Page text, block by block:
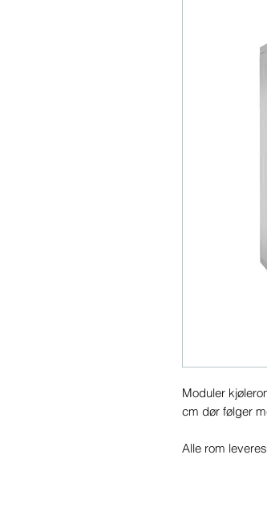
Moduler
cm dør følger
Alle rom